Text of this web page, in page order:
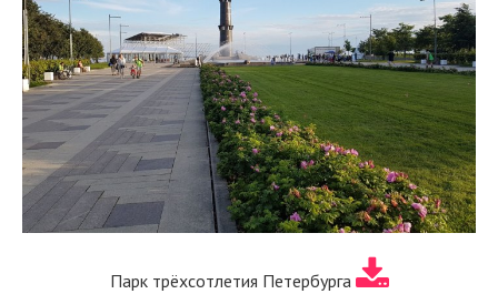
Парк трёхсотлетия Петербурга